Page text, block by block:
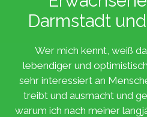
Darmstadt
Wer mich kennt, weiß
lebendiger und
sehr interessiert an
treibt und ausmacht und
warum ich nach meiner